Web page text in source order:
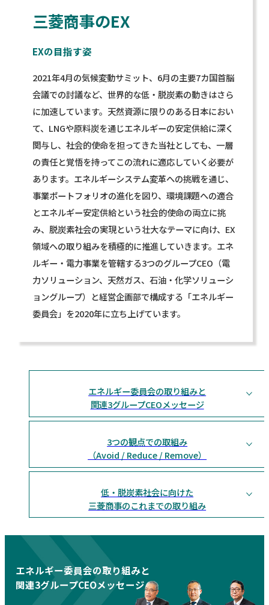
三菱商事のEX
EXの目指す姿
2021年4月の気候変動サミット、6月の主要7カ国首脳
会議での討議など、世界的な低・脱炭素の動きはさら
に加速しています。天然資源に限りのある日本におい
て、LNGや原料炭を通じエネルギーの安定供給に深く
関与し、社会的使命を担ってきた当社としても、一層
の責任と覚悟を持ってこの流れに適応していく必要が
あります。エネルギーシステム変革への挑戦を通じ、
事業ポートフォリオの進化を図り、環境課題への適合
とエネルギー安定供給という社会的使命の両立に挑
み、脱炭素社会の実現という壮大なテーマに向け、EX
領域への取り組みを積極的に推進していきます。エネ
ルギー・電力事業を管轄する3つのグループCEO（電
力ソリューション、天然ガス、石油・化学ソリューシ
ョングループ）と経営企画部で構成する「エネルギー
委員会」を2020年に立ち上げています。
エネルギー委員会の取り組みと
関連3グループCEOメッセージ
3つの観点での取組み
（Avoid / Reduce / Remove）
低・脱炭素社会に向けた
三菱商事のこれまでの取り組み
エネルギー委員会の取り組みと
関連3グループCEOメッセージ